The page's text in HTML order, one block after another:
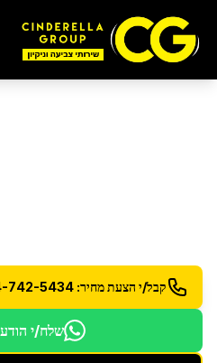
קבל/י הצעת מחיר: 054-742-5434
שלח/י